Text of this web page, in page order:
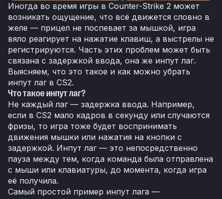
Иногда во время игры в Counter-Strike 2 может
возникать ощущение, что всё движется словно в
желе — прицел не поспевает за мышкой, игра
вяло реагирует на нажатие клавиш, а выстрелы не
регистрируются. Часть этих проблем может быть
связана с задержкой ввода, она же инпут лаг.
Выясняем, что это такое и как можно убрать
инпут лаг в CS2.
Что такое инпут лаг?
Не каждый лаг — задержка ввода. Например,
если в CS2 мало кадров в секунду или случаются
фризы, то игра тоже будет воспринимать
движения мышки или нажатия на кнопки с
задержкой. Инпут лаг — это непосредственно
пауза между тем, когда команда была отправлена
с мыши или клавиатуры, до момента, когда игра
её получила.
Самый простой пример инпут лага —